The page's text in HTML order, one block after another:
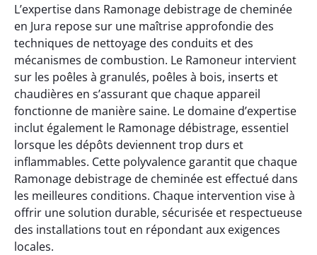
L’expertise dans Ramonage debistrage de cheminée
en Jura repose sur une maîtrise approfondie des
techniques de nettoyage des conduits et des
mécanismes de combustion. Le Ramoneur intervient
sur les poêles à granulés, poêles à bois, inserts et
chaudières en s’assurant que chaque appareil
fonctionne de manière saine. Le domaine d’expertise
inclut également le Ramonage débistrage, essentiel
lorsque les dépôts deviennent trop durs et
inflammables. Cette polyvalence garantit que chaque
Ramonage debistrage de cheminée est effectué dans
les meilleures conditions. Chaque intervention vise à
offrir une solution durable, sécurisée et respectueuse
des installations tout en répondant aux exigences
locales.